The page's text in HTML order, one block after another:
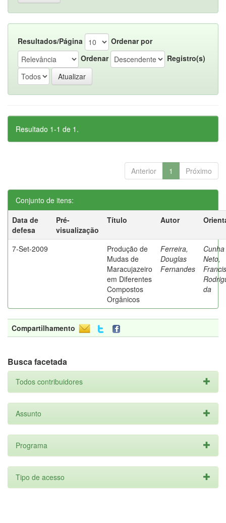
Resultados/Página
Ordenar por
Ordenar
Registro(s)
Resultado 1-1 de 1.
Anterior 1 Próximo
Conjunto de itens:
Data de
defesa
Pré-
visualização
Título Autor
7-Set-2009
Produção de
Mudas de
Maracujazeiro
em Diferentes
Compostos
Orgânicos
Ferreira,
Douglas
Fernandes
Cunha
Neto,
da
Compartilhamento
Busca facetada
Todos contribuidores
Assunto
Programa
Tipo de acesso